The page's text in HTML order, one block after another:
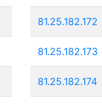
81.25.182.172
81.25.182.173
81.25.182.174